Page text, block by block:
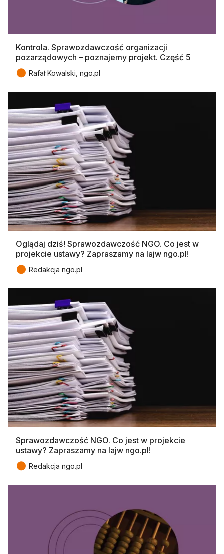
Kontrola. Sprawozdawczość organizacji
pozarządowych – poznajemy projekt. Część 5
● Rafał Kowalski, ngo.pl
Oglądaj dziś! Sprawozdawczość NGO. Co jest w
projekcie ustawy? Zapraszamy na lajw ngo.pl!
● Redakcja ngo.pl
Sprawozdawczość NGO. Co jest w projekcie
ustawy? Zapraszamy na lajw ngo.pl!
● Redakcja ngo.pl